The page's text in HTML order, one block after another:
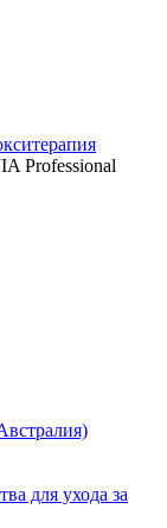
Professional
для ухода за